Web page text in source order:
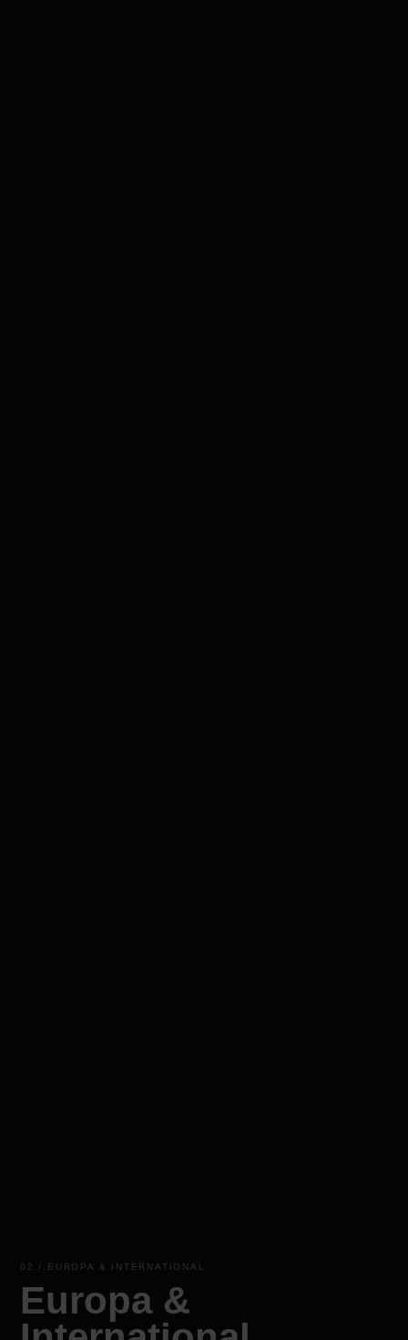
02 / EUROPA & INTERNATIONAL
Europa &